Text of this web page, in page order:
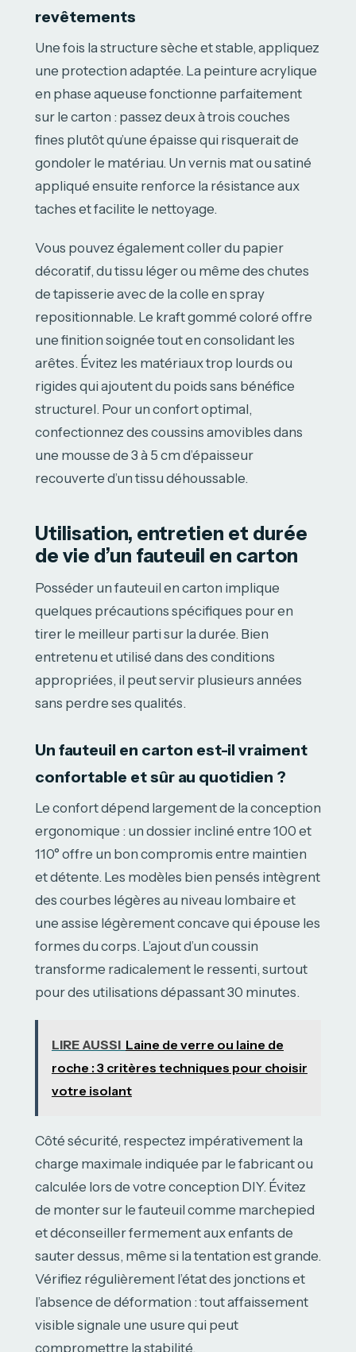
revêtements
Une fois la structure sèche et stable, appliquez
une protection adaptée. La peinture acrylique
en phase aqueuse fonctionne parfaitement
sur le carton : passez deux à trois couches
fines plutôt qu’une épaisse qui risquerait de
gondoler le matériau. Un vernis mat ou satiné
appliqué ensuite renforce la résistance aux
taches et facilite le nettoyage.
Vous pouvez également coller du papier
décoratif, du tissu léger ou même des chutes
de tapisserie avec de la colle en spray
repositionnable. Le kraft gommé coloré offre
une finition soignée tout en consolidant les
arêtes. Évitez les matériaux trop lourds ou
rigides qui ajoutent du poids sans bénéfice
structurel. Pour un confort optimal,
confectionnez des coussins amovibles dans
une mousse de 3 à 5 cm d’épaisseur
recouverte d’un tissu déhoussable.
Utilisation, entretien et durée
de vie d’un fauteuil en carton
Posséder un fauteuil en carton implique
quelques précautions spécifiques pour en
tirer le meilleur parti sur la durée. Bien
entretenu et utilisé dans des conditions
appropriées, il peut servir plusieurs années
sans perdre ses qualités.
Un fauteuil en carton est-il vraiment
confortable et sûr au quotidien ?
Le confort dépend largement de la conception
ergonomique : un dossier incliné entre 100 et
110° offre un bon compromis entre maintien
et détente. Les modèles bien pensés intègrent
des courbes légères au niveau lombaire et
une assise légèrement concave qui épouse les
formes du corps. L’ajout d’un coussin
transforme radicalement le ressenti, surtout
pour des utilisations dépassant 30 minutes.
LIRE AUSSI Laine de verre ou laine de
roche : 3 critères techniques pour choisir
votre isolant
Côté sécurité, respectez impérativement la
charge maximale indiquée par le fabricant ou
calculée lors de votre conception DIY. Évitez
de monter sur le fauteuil comme marchepied
et déconseiller fermement aux enfants de
sauter dessus, même si la tentation est grande.
Vérifiez régulièrement l’état des jonctions et
l’absence de déformation : tout affaissement
visible signale une usure qui peut
compromettre la stabilité.